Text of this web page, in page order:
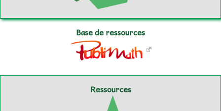
Base de ressources
Ressources